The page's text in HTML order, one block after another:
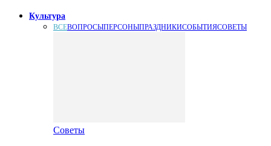
Культура
ВСЕВОПРОСЫПЕРСОНЫПРАЗДНИКИСОБЫТИЯСОВЕТЫ
Советы